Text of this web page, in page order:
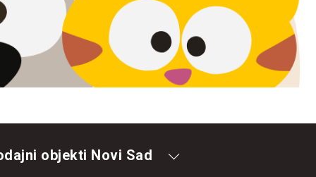
objekti Novi Sad